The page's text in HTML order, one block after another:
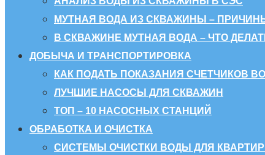
МУТНАЯ ВОДА ИЗ СКВАЖИНЫ –
В СКВАЖИНЕ МУТНАЯ ВОДА – ЧТО
ДОБЫЧА И ТРАНСПОРТИРОВКА
КАК ПОДАТЬ ПОКАЗАНИЯ СЧЕТЧИКОВ
ЛУЧШИЕ НАСОСЫ ДЛЯ СКВАЖИН
ТОП – 10 НАСОСНЫХ СТАНЦИЙ
ОБРАБОТКА И ОЧИСТКА
СИСТЕМЫ ОЧИСТКИ ВОДЫ ДЛЯ